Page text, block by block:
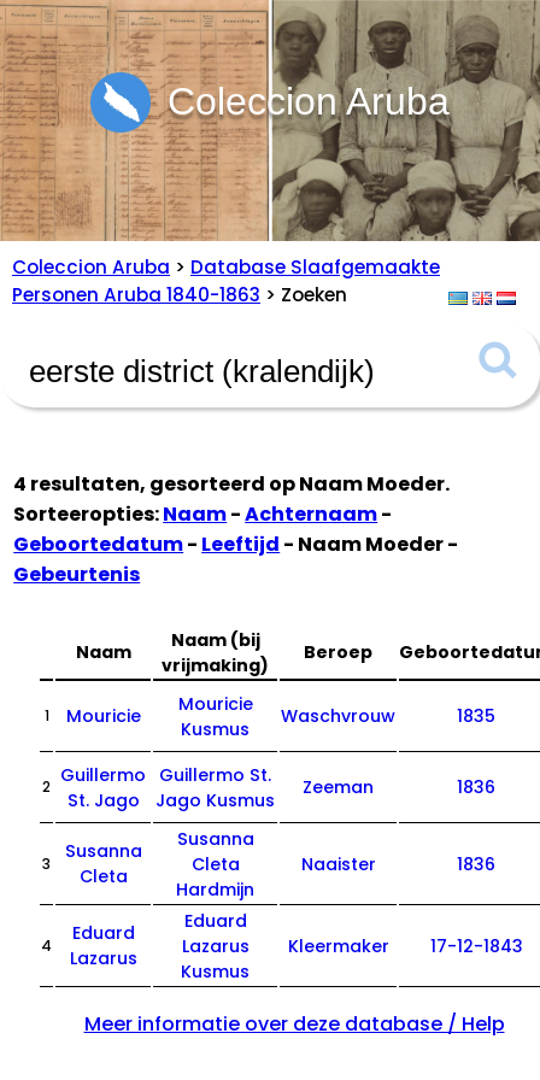
Coleccion Aruba
Coleccion Aruba > Database Slaafgemaakte
Personen Aruba 1840-1863 > Zoeken
4 resultaten, gesorteerd opNaam Moeder.
Sorteeropties:Naam-Achternaam-
Geboortedatum- Leeftijd - Naam Moeder -
Gebeurtenis
Naam
Naam (bij
vrijmaking)
Beroep
1 Mouricie
Mouricie
Kusmus
Waschvrouw 1835
2
Guillermo
St. Jago
Guillermo St.
Jago Kusmus
Zeeman 1836
3
Susanna
Cleta
Susanna
Cleta
Hardmijn
Naaister 1836
4
Eduard
Lazarus
Eduard
Lazarus
Kusmus
Kleermaker 17-12-1843
Meer informatie over deze database / Help